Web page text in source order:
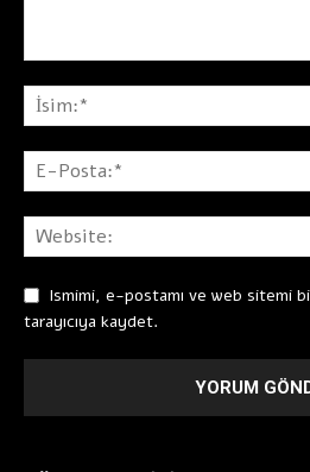
Ismimi, e-postamı ve web sitemi
tarayıcıya kaydet.